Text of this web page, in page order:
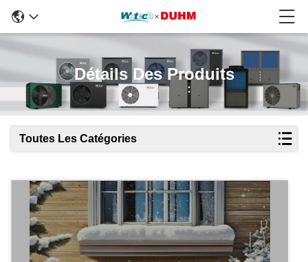
Détails Des Produits
Toutes Les Catégories